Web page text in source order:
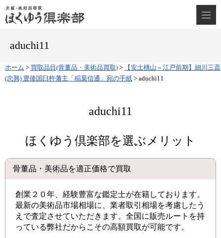
aduchi11
ホーム > 買取品目(骨董品・美術品買取) >
【安土桃山～江戸前期】細川三斎
(忠興) 豊後国臼杵藩主「稲葉信通」宛の手紙 > aduchi11
aduchi11
ほくゆう倶楽部を選ぶメリット
骨董品・美術品を適正価格で買取
創業２０年、経験豊富な鑑定士が在籍しております。
最新の美術品市場相場に、業者取引相場を考慮したう
えで査定させていただきます。全国に販売ルートを持
っている弊社だからこその高額買取が可能です。